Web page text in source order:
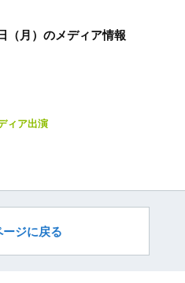
（月）のメディア情報
ィア出演
ージに戻る